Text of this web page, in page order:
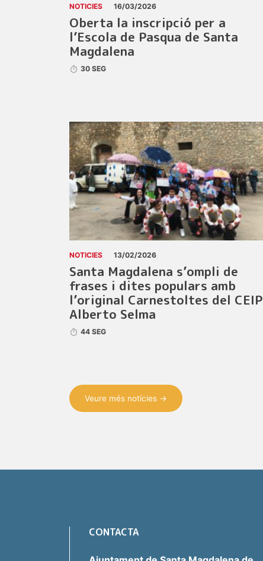
NOTICIES 16/03/2026
Oberta la inscripció per a
l’Escola de Pasqua de Santa
Magdalena
30 SEG
NOTICIES 13/02/2026
Santa Magdalena s’ompli de
frases i dites populars amb
l’original Carnestoltes del CEIP
Alberto Selma
44 SEG
Veure més notícies →
CONTACTA